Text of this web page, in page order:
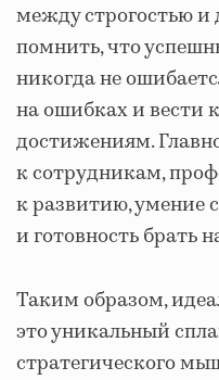
между строгостью
помнить, что
никогда не
на ошибках и вести
достижениям.
к сотрудникам,
к развитию, умение
и готовность брать
Таким образом,
это уникальный
стратегического